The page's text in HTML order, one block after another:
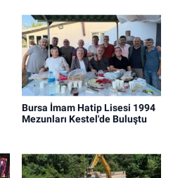
Bursa İmam Hatip Lisesi 1994
Mezunları Kestel'de Buluştu